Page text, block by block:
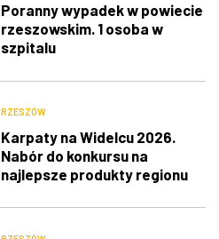
Poranny wypadek w powiecie
rzeszowskim. 1 osoba w
szpitalu
RZESZÓW
Karpaty na Widelcu 2026.
Nabór do konkursu na
najlepsze produkty regionu